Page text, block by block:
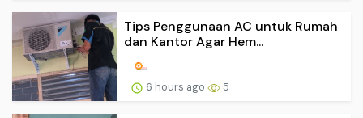
Tips Penggunaan AC untuk Rumah
dan Kantor Agar Hem...
6 hours ago 5